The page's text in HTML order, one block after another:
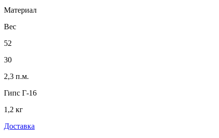
Материал
Вес
52
30
2,3 п.м.
Гипс Г-16
1,2 кг
Доставка